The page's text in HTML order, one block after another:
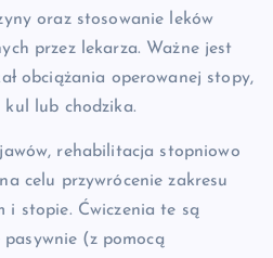
oraz stosowanie leków
przez lekarza. Ważne jest
obciążania operowanej stopy,
kul lub chodzika.
rehabilitacja stopniowo
celu przywrócenie zakresu
i stopie. Ćwiczenia te są
(z pomocą